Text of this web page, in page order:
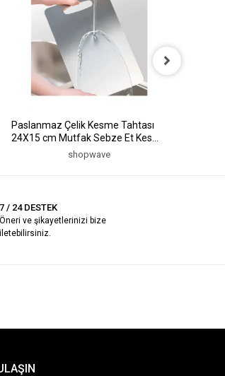
Paslanmaz Çelik Kesme Tahtası
24X15 cm Mutfak Sebze Et Kesme
Tahtası Doğrama Tahtası Mutfak
Aksesuarları (5047)
shopwave
7 / 24 DESTEK
Öneri ve şikayetlerinizi bize
iletebilirsiniz.